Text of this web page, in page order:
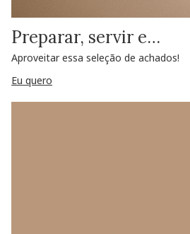
Preparar, servir e…
Aproveitar essa seleção de achados!
Eu quero